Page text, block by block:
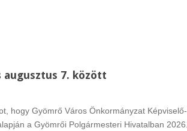
augusztus 7. között
hogy Gyömrő Város Önkormányzat Képviselő-
a Gyömrői Polgármesteri Hivatalban 2026.